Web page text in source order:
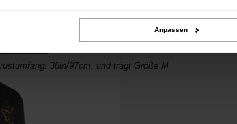
Anpassen
38in/97cm, und trägt Größe M